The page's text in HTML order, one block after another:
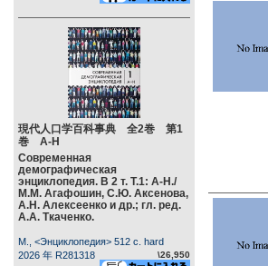
現代人口学百科事典 全2巻 第1
巻 А-Н
Современная
демографическая
энциклопедия. В 2 т. Т.1: А-Н./
М.М. Агафошин, С.Ю. Аксенова,
А.Н. Алексеенко и др.; гл. ред.
А.А. Ткаченко.
М., <Энциклопедия> 512 c. hard
2026 年 R281318
\26,950